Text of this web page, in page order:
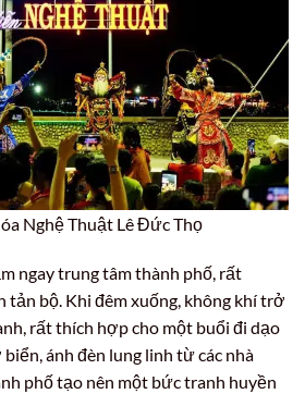
Nghệ Thuật Lê Đức Thọ
ngay trung tâm thành phố, rất
tản bộ. Khi đêm xuống, không khí trở
rất thích hợp cho một buổi đi dạo
ánh đèn lung linh từ các nhà
phố tạo nên một bức tranh huyền